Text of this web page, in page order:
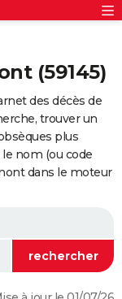
(59145)
des décès de
trouver un
plus
nom (ou code
dans le moteur